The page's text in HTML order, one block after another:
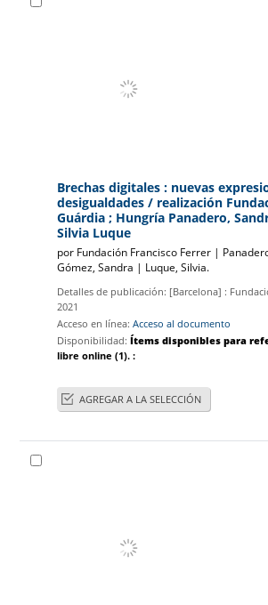
Brechas digitales : nuevas
desigualdades/ realización
Guárdia ; Hungría Panadero,
Silvia Luque
por Fundación Francisco Ferrer |
Gómez, Sandra | Luque, Silvia.
Detalles de publicación: [Barcelona] :
2021
Acceso en línea:Acceso al documento
Disponibilidad:Ítems disponibles para
libre online (1).:
AGREGAR A LA SELECCIÓN